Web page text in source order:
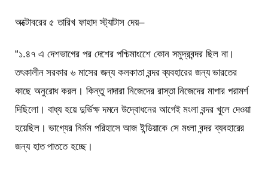
অক্টোবরের ৫ তারিখ ফাহাদ স্ট্যাটাস দেয়–
“১.৪৭ এ দেশভাগের পর দেশের পশ্চিমাংশেে কোন সমুদ্রবন্দর ছিল না।
তৎকালীন সরকার ৬ মাসের জন্য কলকাতা বন্দর ব্যবহারের জন্য ভারতের
কাছে অনুরোধ করল। কিন্তু দাদারা নিজেদের রাস্তা নিজেদের মাপার পরামর্শ
দিছিলো। বাধ্য হয়ে দুর্ভিক্ষ দমনে উদ্বোধনের আগেই মংলা বন্দর খুলে দেওয়া
হয়েছিল। ভাগ্যের নির্মম পরিহাসে আজ ইন্ডিয়াকে সে মংলা বন্দর ব্যবহারের
জন্য হাত পাততে হচ্ছে।